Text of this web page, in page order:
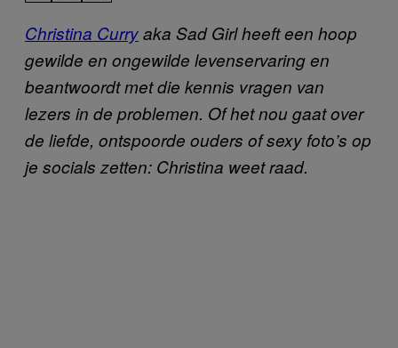
Christina Curryaka Sad Girl heeft een hoop
gewilde en ongewilde levenservaring en
beantwoordt met die kennis vragen van
lezers in de problemen. Of het nou gaat over
de liefde, ontspoorde ouders of sexy foto’s op
je socials zetten: Christina weet raad.